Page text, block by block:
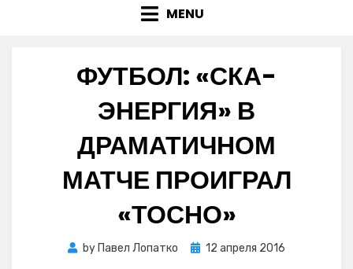
MENU
ФУТБОЛ: «СКА-
ЭНЕРГИЯ» В
ДРАМАТИЧНОМ
МАТЧЕ ПРОИГРАЛ
«ТОСНО»
by Павел Лопатко
Posted
12 апреля 2016